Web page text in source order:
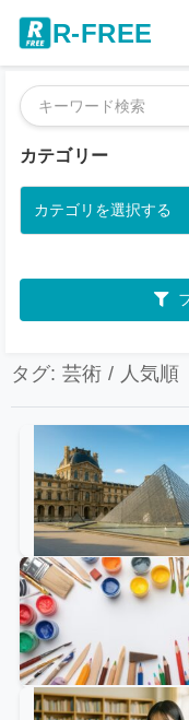
R-FREE
カテゴリー
カテゴリを選択する
タグ: 芸術 / 人気順